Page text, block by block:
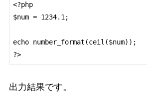
<?php
$num = 1234.1;
echo number_format(ceil($num));
?>
出力結果です。